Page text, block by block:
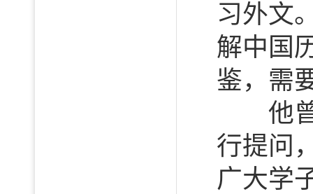
习外文
解中国
鉴，需
他曾
行提问
广大学